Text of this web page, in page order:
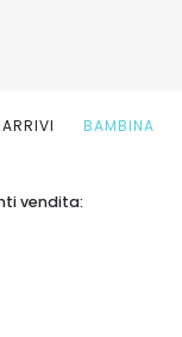
BAMBINA
vendita: